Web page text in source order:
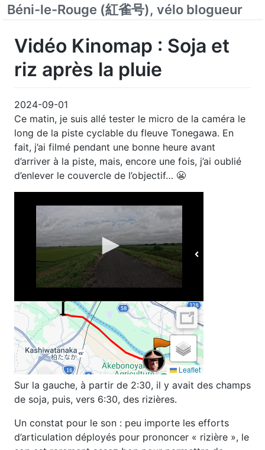
Béni-le-Rouge (紅雀号), vélo blogueur
Vidéo Kinomap : Soja et
riz après la pluie
2024-09-01
Ce matin, je suis allé tester le micro de la caméra le
long de la piste cyclable du fleuve Tonegawa. En
fait, j’ai filmé pendant une bonne heure avant
d’arriver à la piste, mais, encore une fois, j’ai oublié
d’enlever le couvercle de l’objectif… 😬
Sur la gauche, à partir de 2:30, il y avait des champs
de soja, puis, vers 6:30, des rizières.
Un constat pour le son : peu importe les efforts
d’articulation déployés pour prononcer « rizière », le